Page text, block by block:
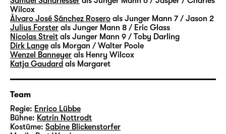
Geborgenheit, Privates oder Politisches —
gibt es das nur einzeln oder auch zusammen?
Die Lebenswege der Figuren werden geprägt
von individuellen Entscheidungen — aber
mehr noch von Umständen und Bedingungen,
die lange vor ihnen selbst in Geltung
getreten sind. Vermächtnisse
gewissermaßen.
Mit Walter, Mitte 60, und Eric, Anfang 30,
begegnen sich auch zwei Generationen eines
Wilcox
Álvaro José Sánchez Rosero als Junger Mann 7 / Jason 2
Julius Forster als Junger Mann 8 / Eric Glass
Nicolas Streit als Junger Mann 9 / Toby Darling
Dirk Lange als Morgan / Walter Poole
Wenzel Banneyer als Henry Wilcox
Katja Gaudard als Margaret
Team
Regie: Enrico Lübbe
Bühne: Katrin Nottrodt
Kostüme: Sabine Blickenstorfer